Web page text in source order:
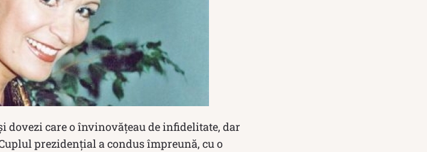
dovezi care o învinovățeau de infidelitate, dar
prezidențial a condus împreună, cu o